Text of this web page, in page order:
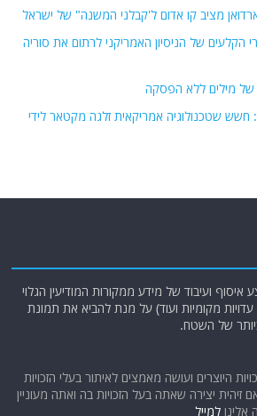
המצרי לקציני משמרות המהפכה האיראנים בסיני.
מציב קו אדום ל'קבלני המשנה" של ישראל
הקלעים של הניסיון האמריקני לרתום את סוריה
שטכנולוגיה אמריקאית זלגה מקטאר לידי
ועיבוד של מידע ממקורות המודיעין הגלוי
מקומיות ועוד) על מנת להביא את תמונת
של השטח.